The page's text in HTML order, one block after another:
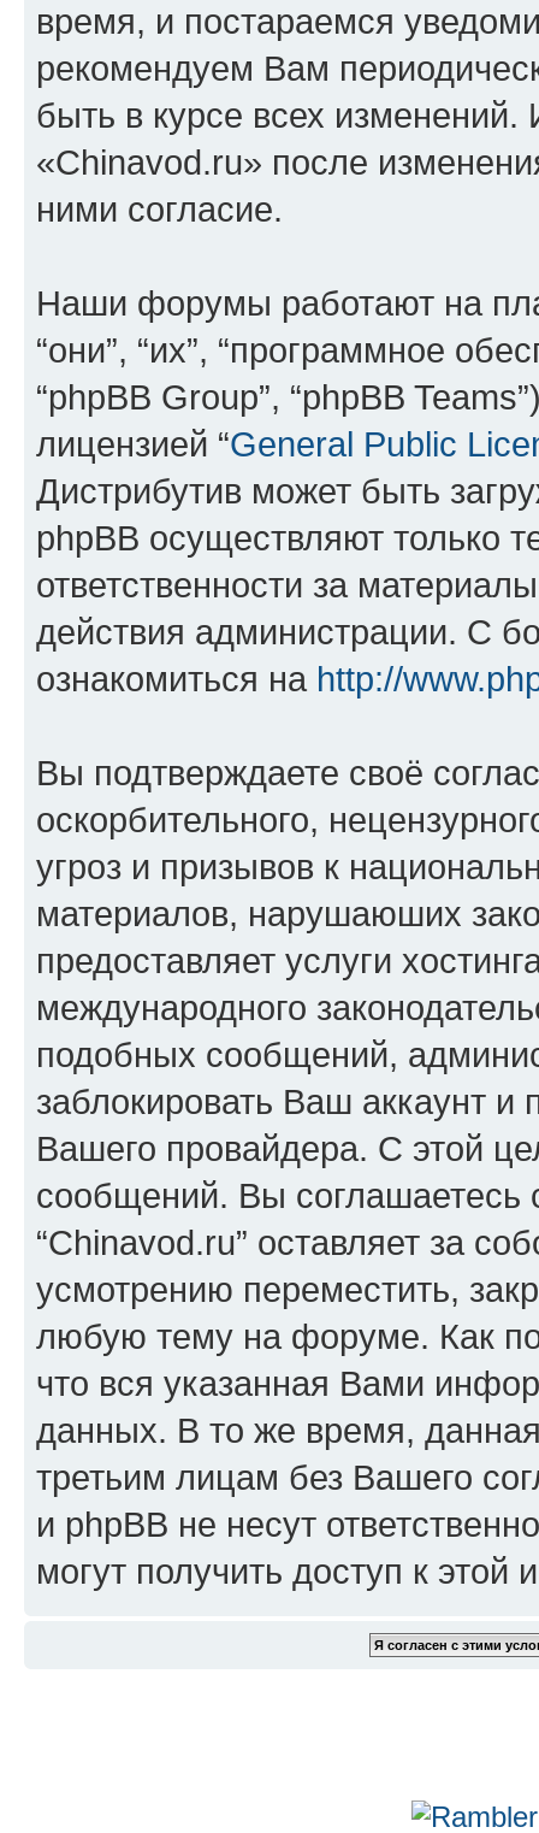
время, и постараемся
рекомендуем Вам
быть в курсе всех
«Chinavod.ru» после
ними согласие.
Наши форумы работают на
“они”, “их”, “программное
“phpBB Group”, “phpBB
лицензией “General Public
Дистрибутив может быть
phpBB осуществляют только
ответственности за
действия администрации. С
ознакомиться на http://
Вы подтверждаете своё
оскорбительного,
угроз и призывов к
материалов, нарушаюших
предоставляет услуги
международного
подобных сообщений,
заблокировать Ваш аккаунт и
Вашего провайдера. С этой
сообщений. Вы соглашаетесь
“Chinavod.ru” оставляет за
усмотрению переместить,
любую тему на форуме. Как
что вся указанная Вами
данных. В то же время,
третьим лицам без Вашего
и phpBB не несут
могут получить доступ к